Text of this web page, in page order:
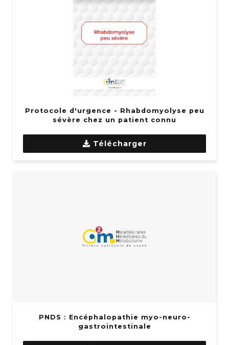
Protocole d'urgence - Rhabdomyolyse peu
sévère chez un patient connu
Télécharger
PNDS : Encéphalopathie myo-neuro-
gastrointestinale